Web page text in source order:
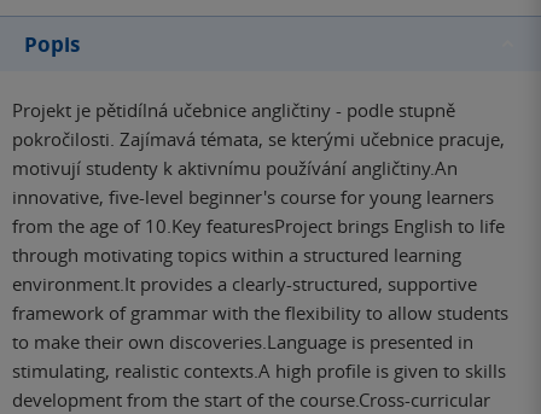
Popis
Projekt je pětidílná učebnice angličtiny - podle stupně
pokročilosti. Zajímavá témata, se kterými učebnice pracuje,
motivují studenty k aktivnímu používání angličtiny.An
innovative, five-level beginner's course for young learners
from the age of 10.Key featuresProject brings English to life
through motivating topics within a structured learning
environment.It provides a clearly-structured, supportive
framework of grammar with the flexibility to allow students
to make their own discoveries.Language is presented in
stimulating, realistic contexts.A high profile is given to skills
development from the start of the course.Cross-curricular